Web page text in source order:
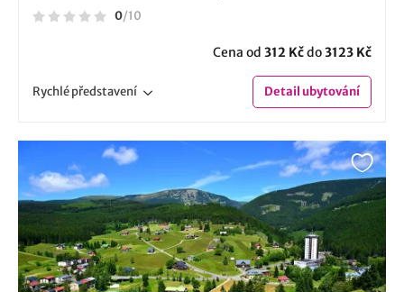
0/10
Cena od 312 Kčdo3123 Kč
Rychlépředstavení Detailubytování